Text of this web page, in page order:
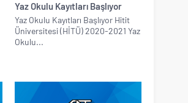
Yaz Okulu Kayıtları Başlıyor
Yaz Okulu Kayıtları Başlıyor Hitit
Üniversitesi (HİTÜ) 2020-2021 Yaz
Okulu...